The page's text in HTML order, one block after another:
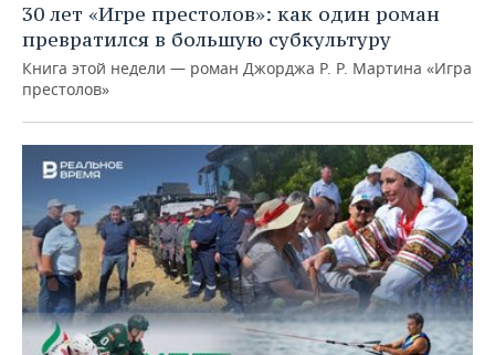
30 лет «Игре престолов»: как один роман
превратился в большую субкультуру
Книга этой недели — роман Джорджа Р. Р. Мартина «Игра
престолов»